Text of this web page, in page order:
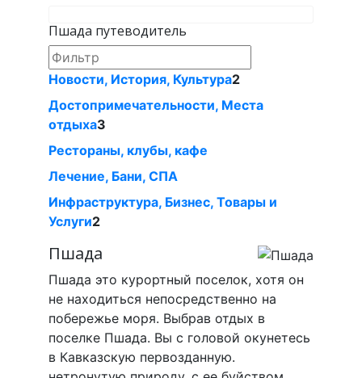
Пшада путеводитель
Новости, История, Культура2
Достопримечательности, Места
отдыха3
Рестораны, клубы, кафе
Лечение, Бани, СПА
Инфраструктура, Бизнес, Товары и
Услуги2
Пшада
Пшада это курортный поселок, хотя он
не находиться непосредственно на
побережье моря. Выбрав отдых в
поселке Пшада. Вы с головой окунетесь
в Кавказскую первозданную.